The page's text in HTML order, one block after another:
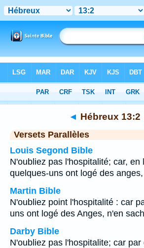
Chapitre 13> Verset 2
◄ Hébreux 13:2
Versets Parallèles
Louis Segond Bible
N'oubliez pas l'hospitalité; car, en
quelques-uns ont logé des
Martin Bible
N'oubliez point l'hospitalité : car
uns ont logé des Anges, n'en
Darby Bible
N'oubliez pas l'hospitalite; car